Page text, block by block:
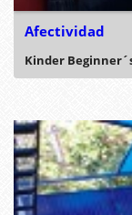
Afectividad
Kinder